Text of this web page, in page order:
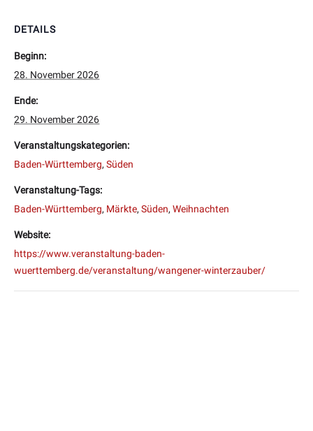
DETAILS
Beginn:
28. November 2026
Ende:
29. November 2026
Veranstaltungskategorien:
Baden-Württemberg, Süden
Veranstaltung-Tags:
Baden-Württemberg, Märkte, Süden, Weihnachten
Website:
https://www.veranstaltung-baden-
wuerttemberg.de/veranstaltung/wangener-winterzauber/